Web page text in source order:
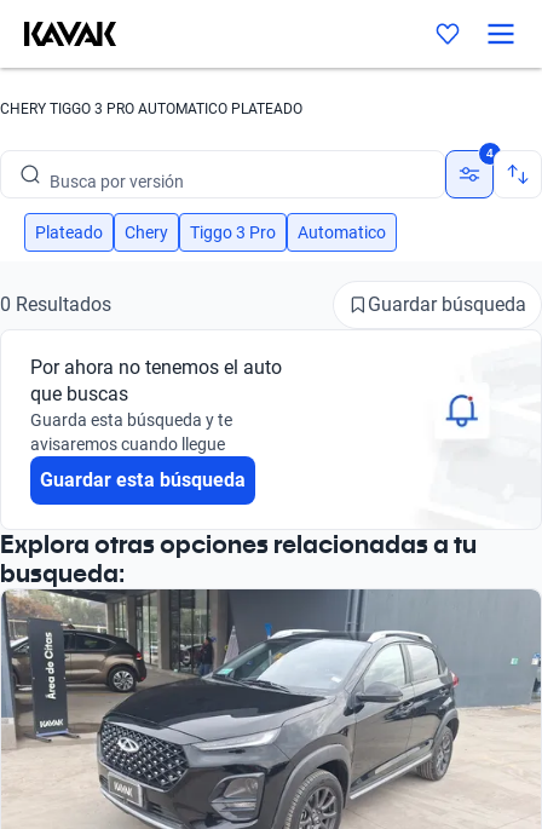
CHERY TIGGO 3 PRO AUTOMATICO PLATEADO
Busca por marca
Busca por versión
Busca por año
Busca por modelo
Busca por versión
Busca por año
4
Plateado Chery Tiggo 3 Pro Automatico
0 Resultados Guardar búsqueda
Por ahora no tenemos el auto
que buscas
Guarda esta búsqueda y te
avisaremos cuando llegue
Guardar esta búsqueda
Explora otras opciones relacionadas a tu
busqueda: